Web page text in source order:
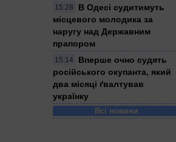
15:28
В Одесі судитимуть
місцевого молодика за
наругу над Державним
прапором
15:14
Вперше очно судять
російського окупанта, який
два місяці ґвалтував
українку
Всі новини